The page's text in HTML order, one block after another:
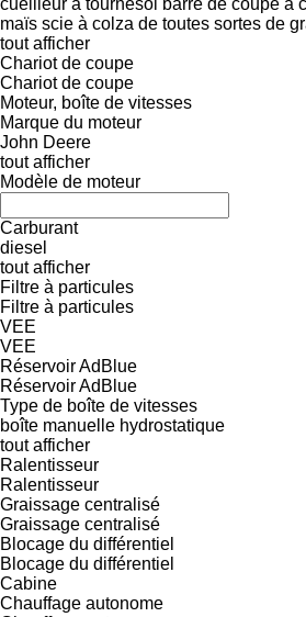
maïs scie à colza de toutes sortes de
tout afficher
Chariot de coupe
Chariot de coupe
Moteur, boîte de vitesses
Marque du moteur
John Deere
tout afficher
Modèle de moteur
Carburant
diesel
tout afficher
Filtre à particules
Filtre à particules
VEE
VEE
Réservoir AdBlue
Réservoir AdBlue
Type de boîte de vitesses
boîte manuelle hydrostatique
tout afficher
Ralentisseur
Ralentisseur
Graissage centralisé
Graissage centralisé
Blocage du différentiel
Blocage du différentiel
Cabine
Chauffage autonome